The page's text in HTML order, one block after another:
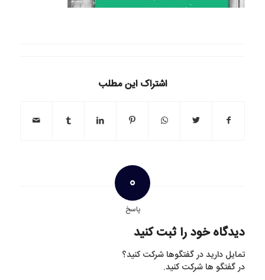
اشتراک این مطلب
0
پاسخ
دیدگاه خود را ثبت کنید
تمایل دارید در گفتگوها شرکت کنید؟
در گفتگو ها شرکت کنید.